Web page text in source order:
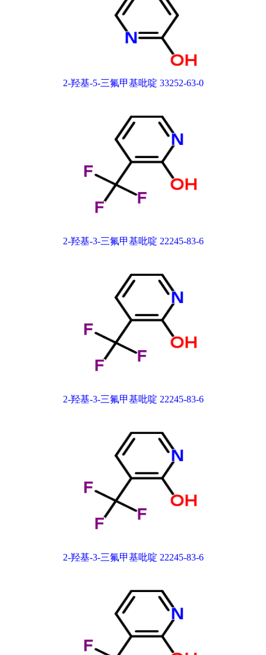
2-羟基-5-三氟甲基吡啶 33252-63-0
2-羟基-3-三氟甲基吡啶 22245-83-6
2-羟基-3-三氟甲基吡啶 22245-83-6
2-羟基-3-三氟甲基吡啶 22245-83-6